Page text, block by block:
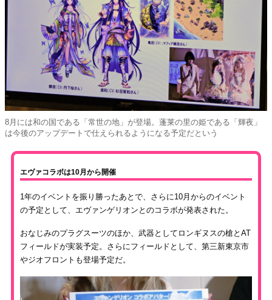
8月には和の国である「常世の地」が登場。蓬莱の里の姫である「輝夜」
は今後のアップデートで仕えられるようになる予定だという
エヴァコラボは10月から開催
1年のイベントを振り勝ったあとで、さらに10月からのイベント
の予定として、エヴァンゲリオンとのコラボが発表された。
おなじみのプラグスーツのほか、武器としてロンギヌスの槍とAT
フィールドが実装予定。さらにフィールドとして、第三新東京市
やジオフロントも登場予定だ。